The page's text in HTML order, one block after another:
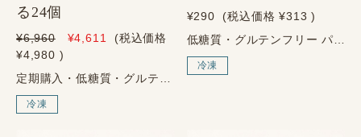
る24個
¥6,960 ¥4,611
(税込価格
¥4,980 )
冷凍
¥290 (税込価格 ¥313 )
冷凍